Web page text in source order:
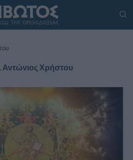
Αντώνιος Χρήστου